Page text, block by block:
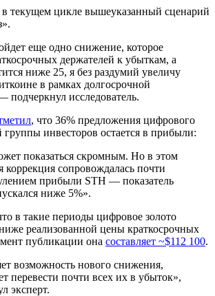
текущем цикле вышеуказанный сценарий
еще одно снижение, которое
держателей к убыткам, а
ниже 25, я без раздумий увеличу
в рамках долгосрочной
подчеркнул исследователь.
, что 36% предложения цифрового
группы инвесторов остается в прибыли:
показаться скромным. Но в этом
коррекция сопровождалась почти
прибыли STH — показатель
ниже 5%».
в такие периоды цифровое золото
реализованной цены краткосрочных
публикации она составляет ~$112 100.
возможность нового снижения,
перевести почти всех их в убыток»,
эксперт.